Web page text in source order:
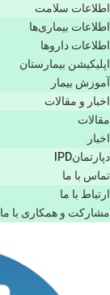
اطلاعات سلامت
اطلاعات بیماری‌ها
اطلاعات دارو‌ها
اپليكيشن بيمارستان
آموزش بیمار
اخبار و مقالات
مقالات
اخبار
دپارتمانIPD
تماس با ما
ارتباط با ما
مشاركت و همكاری با ما